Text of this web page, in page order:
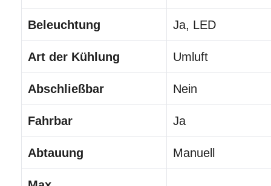
Beleuchtung Ja, LED
Art der Kühlung Umluft
Abschließbar Nein
Fahrbar Ja
Abtauung Manuell